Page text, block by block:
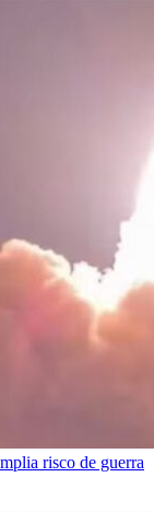
risco de guerra